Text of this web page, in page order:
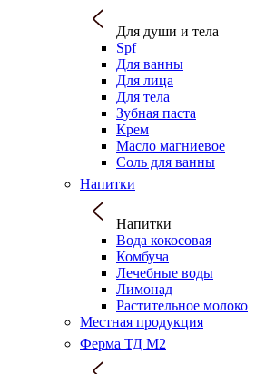
Для души и тела
Spf
Для ванны
Для лица
Для тела
Зубная паста
Крем
Масло магниевое
Соль для ванны
Напитки
Напитки
Вода кокосовая
Комбуча
Лечебные воды
Лимонад
Растительное молоко
Местная продукция
Ферма ТД М2